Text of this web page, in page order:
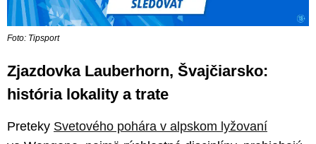
Foto: Tipsport
Zjazdovka Lauberhorn, Švajčiarsko:
história lokality a trate
Preteky Svetového pohára v alpskom lyžovaní